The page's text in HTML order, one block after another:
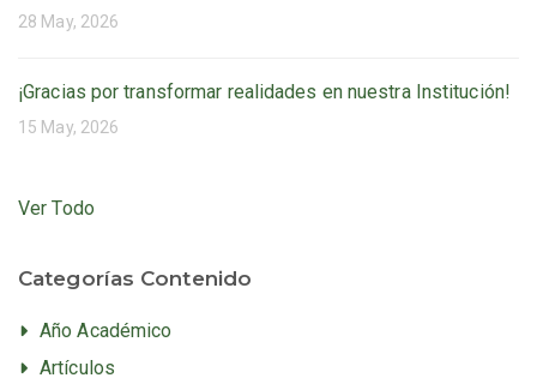
28 May, 2026
¡Gracias por transformar realidades en nuestra Institución!
15 May, 2026
Ver Todo
Categorías Contenido
Año Académico
Artículos